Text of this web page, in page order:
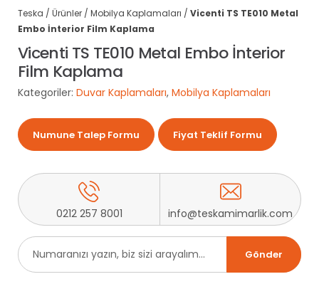
Teska / Ürünler / Mobilya Kaplamaları / Vicenti TS TE010 Metal
Embo İnterior Film Kaplama
Vicenti TS TE010 Metal Embo İnterior
Film Kaplama
Kategoriler: Duvar Kaplamaları, Mobilya Kaplamaları
Numune Talep Formu Fiyat Teklif Formu
0212 257 8001 info@teskamimarlik.com